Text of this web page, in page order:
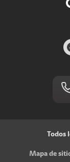
Estado de
Todos
Mapa de